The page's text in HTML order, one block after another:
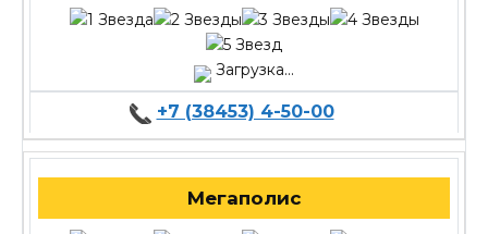
Загрузка...
+7 (38453) 4-50-00
Мегаполис